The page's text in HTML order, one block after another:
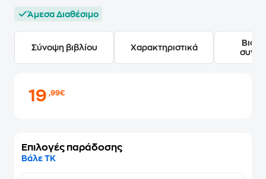
Άμεσα Διαθέσιμο
Σύνοψη βιβλίου Χαρακτηριστικά
19,99€
Επιλογές παράδοσης
Βάλε ΤΚ